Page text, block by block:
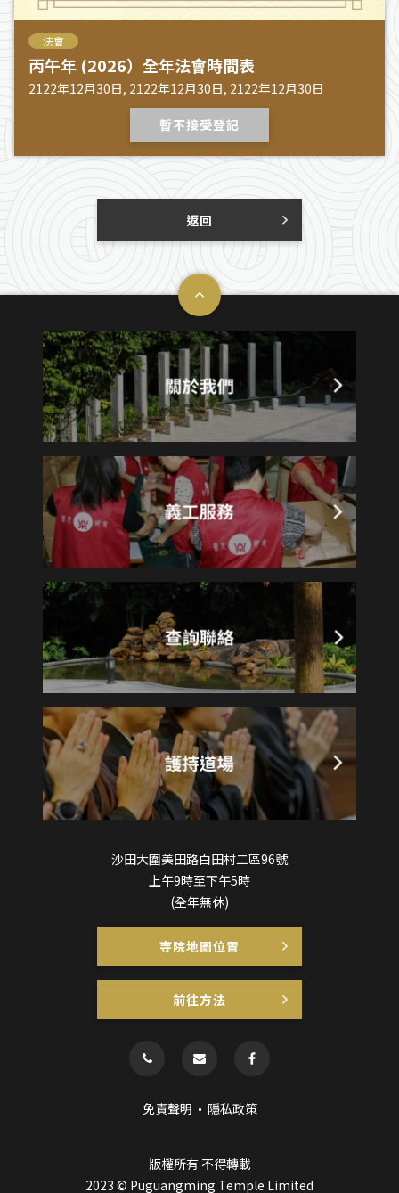
法會
丙午年 (2026）全年法會時間表
2122年12月30日, 2122年12月30日, 2122年12月30日
暫不接受登記
返回
沙田大圍美田路白田村二區96號
上午9時至下午5時
(全年無休)
寺院地圖位置
前往方法
免責聲明 隱私政策
版權所有 不得轉載
2023 © Puguangming Temple Limited